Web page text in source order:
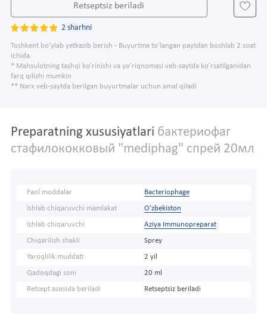
Retseptsiz beriladi
2 sharhni
Toshkent bo'ylab yetkazib berish - Buyurtma to'langan paytdan boshlab 2 soat
ichida.
* Mahsulotning tashqi ko'rinishi va yo'riqnomasi veb-saytda ko'rsatilganidan
farq qilishi mumkin
** Narx veb-saytda berilgan buyurtmalar uchun amal qiladi
Preparatning xususiyatlari бактериофаг
стафилококковый "mediphag" спрей 20мл
Faol moddalar Bacteriophage
Ishlab chiqaruvchi mamlakat O'zbekiston
Ishlab chiqaruvchi Aziya Immunopreparat
Chiqarilish shakli Sprey
Yaroqlilik muddati 2 yil
Qadoqdagi soni 20 ml
Retsept asosida beriladi Retseptsiz beriladi